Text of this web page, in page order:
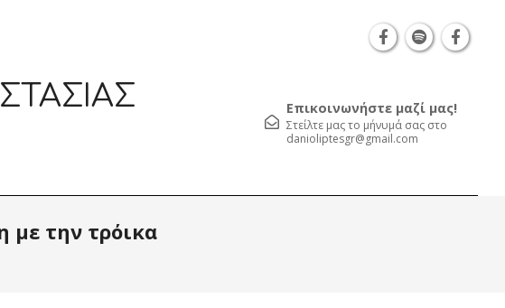
Επικοινωνήστε μαζί μας!
Στείλτε μας το μήνυμά σας στο
danioliptesgr@gmail.com
με την τρόικα